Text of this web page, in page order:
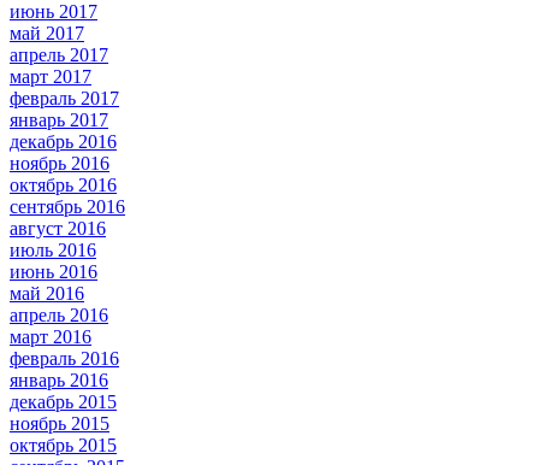
июнь 2017
май 2017
апрель 2017
март 2017
февраль 2017
январь 2017
декабрь 2016
ноябрь 2016
октябрь 2016
сентябрь 2016
август 2016
июль 2016
июнь 2016
май 2016
апрель 2016
март 2016
февраль 2016
январь 2016
декабрь 2015
ноябрь 2015
октябрь 2015